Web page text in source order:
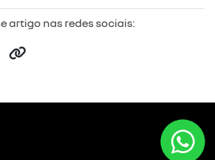
artigo nas redes sociais: